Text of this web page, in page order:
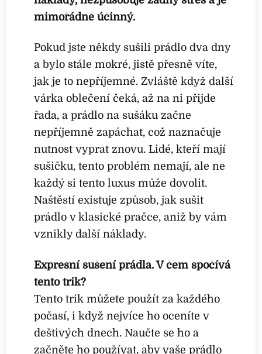
mimořádně účinný.
Pokud jste někdy sušili prádlo dva dny
a bylo stále mokré, jistě přesně víte,
jak je to nepříjemné. Zvláště když další
várka oblečení čeká, až na ni přijde
řada, a prádlo na sušáku začne
nepříjemně zapáchat, což naznačuje
nutnost vyprat znovu. Lidé, kteří mají
sušičku, tento problém nemají, ale ne
každý si tento luxus může dovolit.
Naštěstí existuje způsob, jak sušit
prádlo v klasické pračce, aniž by vám
vznikly další náklady.
Expresní sušení prádla. V čem spočívá
tento trik?
Tento trik můžete použít za každého
počasí, i když nejvíce ho oceníte v
deštivých dnech. Naučte se ho a
začněte ho používat, aby vaše prádlo